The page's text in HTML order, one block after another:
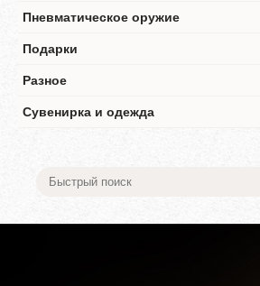
Пневматическое оружие
Подарки
Разное
Сувенирка и одежда